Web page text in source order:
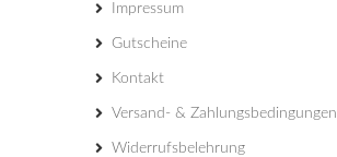
Impressum
Gutscheine
Kontakt
Versand- & Zahlungsbedingungen
Widerrufsbelehrung